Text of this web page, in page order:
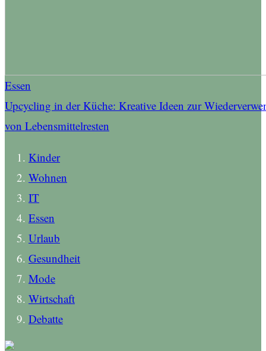
Essen
Upcycling in der Küche: Kreative Ideen zur
von Lebensmittelresten
Kinder
Wohnen
IT
Essen
Urlaub
Gesundheit
Mode
Wirtschaft
Debatte